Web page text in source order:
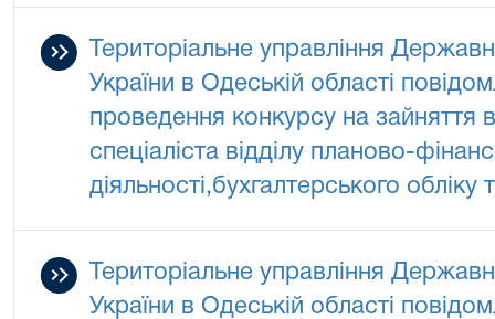
Територіальне управління
України в Одеській області
проведення конкурсу на зайняття
спеціаліста відділу планово-
діяльності,бухгалтерського обліку
Територіальне управління
України в Одеській області